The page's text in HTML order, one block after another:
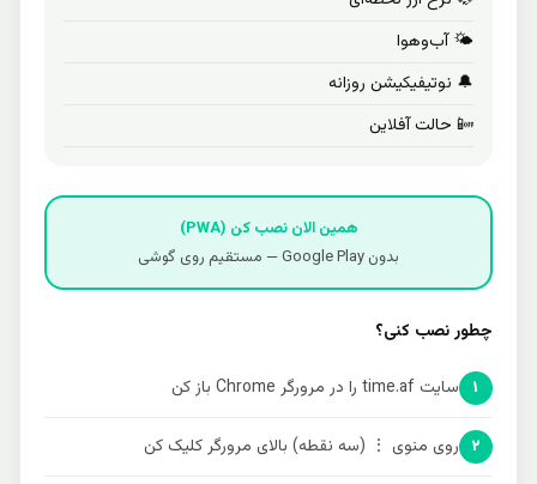
🌤️ آب‌وهوا
🔔 نوتیفیکیشن روزانه
📴 حالت آفلاین
همین الان نصب کن (PWA)
بدون Google Play — مستقیم روی گوشی
چطور نصب کنی؟
۱ سایت time.af را در مرورگر Chrome باز کن
۲ روی منوی ⋮ (سه نقطه) بالای مرورگر کلیک کن